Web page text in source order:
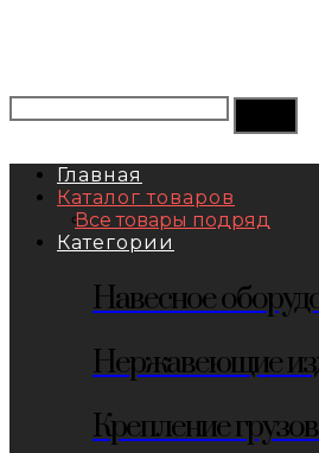
Главная
Каталог товаров
Все товары подряд
Категории
Навесное
Нержавеющие
Крепление